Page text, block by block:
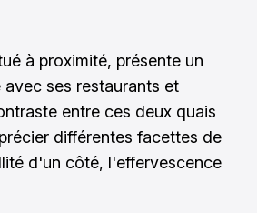
à proximité, présente un
avec ses restaurants et
entre ces deux quais
différentes facettes de
d'un côté, l'effervescence